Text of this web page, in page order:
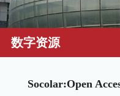
数字资源
Socolar:Open